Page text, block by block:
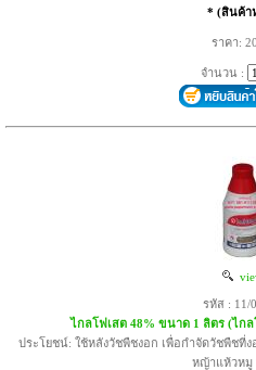
* (สินค้า
ราคา:
จำนวน :
รหัส : 11/
ไกลโฟเสต 48% ขนาด 1 ลิตร (ไก
ประโยชน์: ใช้หลังวัชพืชงอก เพื่อกำจัดวัชพืชที่
หญ้าแห้วหมู